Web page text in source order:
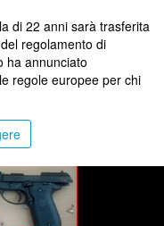
di 22 anni sarà trasferita
regolamento di
ha annunciato
regole europee per chi